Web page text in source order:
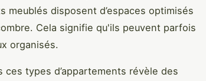
disposent d’espaces optimisés
Cela signifie qu'ils peuvent parfois
organisés.
ces types d’appartements révèle des